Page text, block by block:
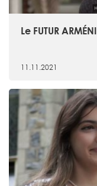
Le FUTUR
11.11.2021